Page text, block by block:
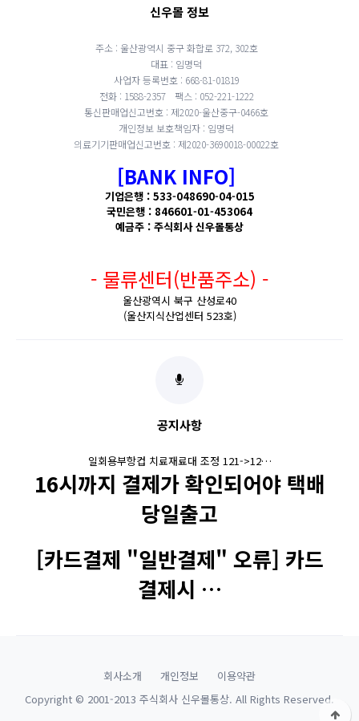
신우몰 정보
주소 : 울산광역시 중구 화합로 372, 302호
대표 : 임명덕
사업자 등록번호 : 668-81-01819
전화 : 1588-2357
팩스 : 052-221-1222
통신판매업신고번호 : 제2020-울산중구-0466호
개인정보 보호책임자 : 임명덕
의료기기판매업신고번호 : 제2020-3690018-00022호
[BANK INFO]
기업은행 : 533-048690-04-015
국민은행 : 846601-01-453064
예금주 : 주식회사 신우몰통상
- 물류센터(반품주소) -
울산광역시 북구 산성로40
(울산지식산업센터 523호)
공지사항
일회용부항컵 치료재료대 조정 121->12…
16시까지 결제가 확인되어야 택배
당일출고
[카드결제 "일반결제" 오류] 카드
결제시 …
회사소개 개인정보
이용약관
Copyright © 2001-2013 주식회사 신우몰통상. All Rights Reserved.